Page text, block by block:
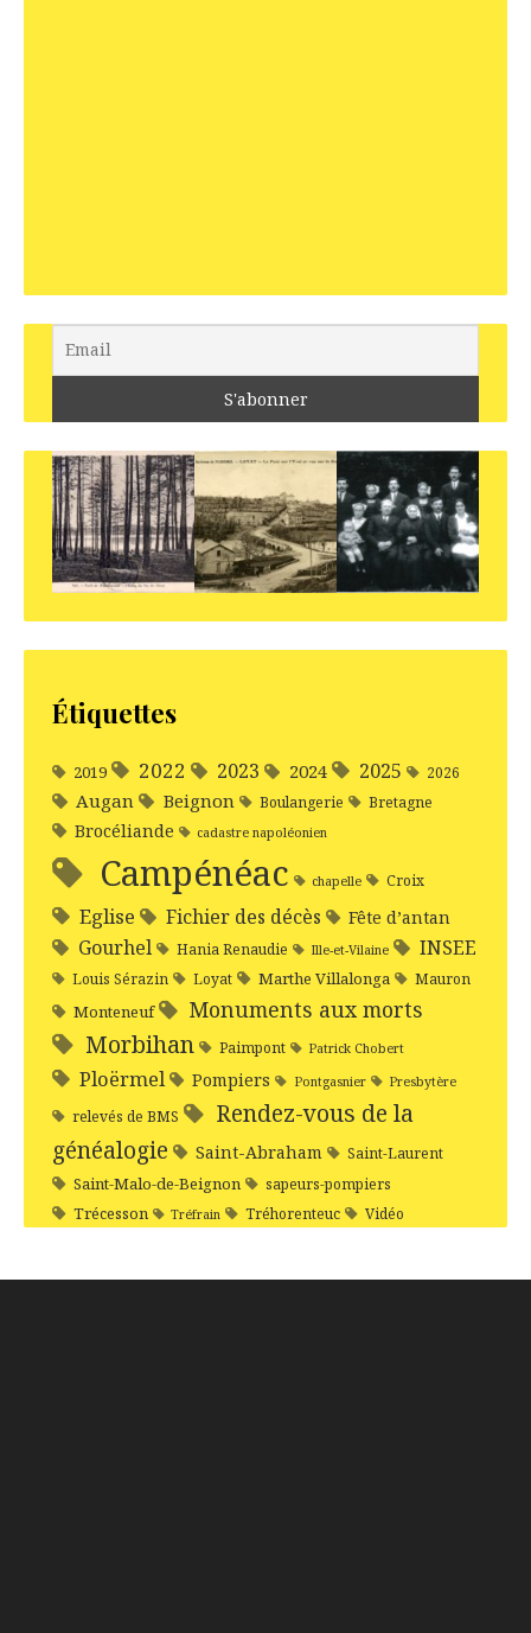
Étiquettes
2019 2022 2023 2024 2025 2026
Augan Beignon Boulangerie Bretagne
Brocéliande cadastre napoléonien
Campénéac chapelle Croix
Eglise Fichier des décès Fête d’antan
Gourhel Hania Renaudie Ille-et-Vilaine INSEE
Louis Sérazin Loyat Marthe Villalonga Mauron
Monteneuf Monuments aux morts
Morbihan Paimpont Patrick Chobert
Ploërmel Pompiers Pontgasnier Presbytère
relevés de BMS
Rendez-vous de la
généalogie
Saint-Abraham Saint-Laurent
Saint-Malo-de-Beignon sapeurs-pompiers
Trécesson Tréfrain Tréhorenteuc Vidéo